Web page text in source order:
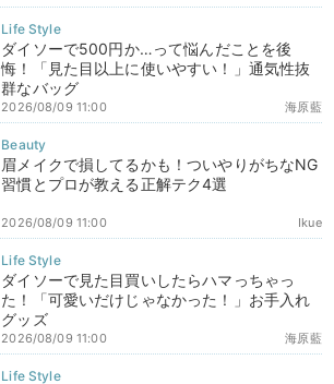
ダイソーで500円か…って悩んだことを後
悔！「見た目以上に使いやすい！」通気性抜
群なバッグ
海原藍
2026/08/09 11:00
眉メイクで損してるかも！ついやりがちなNG
習慣とプロが教える正解テク4選
Ikue
2026/08/09 11:00
ダイソーで見た目買いしたらハマっちゃっ
た！「可愛いだけじゃなかった！」お手入れ
グッズ
海原藍
2026/08/09 11:00